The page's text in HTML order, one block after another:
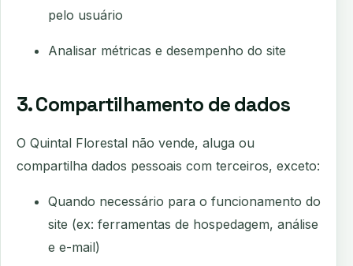
pelo usuário
Analisar métricas e desempenho do site
3. Compartilhamento de dados
O Quintal Florestal não vende, aluga ou
compartilha dados pessoais com terceiros, exceto:
Quando necessário para o funcionamento do
site (ex: ferramentas de hospedagem, análise
e e-mail)